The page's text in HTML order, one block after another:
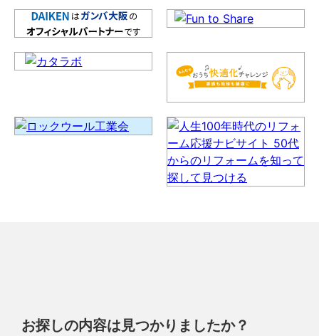
お探しの内容は見つかりましたか？